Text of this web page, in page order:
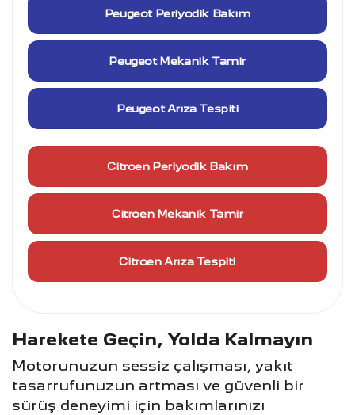
Peugeot Periyodik Bakım
Peugeot Mekanik Tamir
Peugeot Arıza Tespiti
Citroen Periyodik Bakım
Citroen Mekanik Tamir
Citroen Arıza Tespiti
Harekete Geçin, Yolda Kalmayın
Motorunuzun sessiz çalışması, yakıt
tasarrufunuzun artması ve güvenli bir
sürüş deneyimi için bakımlarınızı